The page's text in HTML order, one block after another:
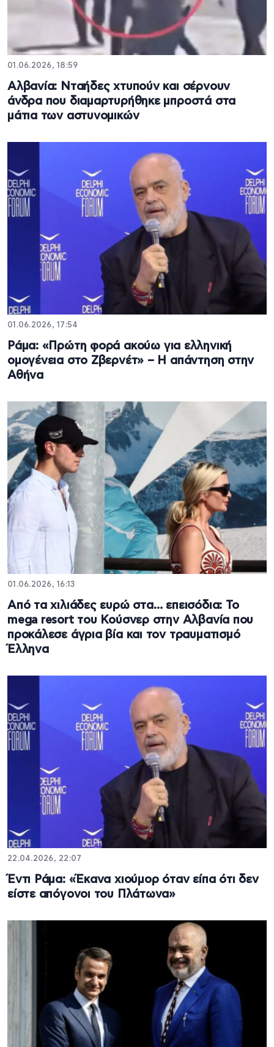
01.06.2026, 18:59
Αλβανία: Νταήδες χτυπούν και σέρνουν
άνδρα που διαμαρτυρήθηκε μπροστά στα
μάτια των αστυνομικών
01.06.2026, 17:54
Ράμα: «Πρώτη φορά ακούω για ελληνική
ομογένεια στο Ζβερνέτ» – Η απάντηση στην
Αθήνα
01.06.2026, 16:13
Από τα χιλιάδες ευρώ στα… επεισόδια: Το
mega resort του Κούσνερ στην Αλβανία που
προκάλεσε άγρια βία και τον τραυματισμό
Έλληνα
22.04.2026, 22:07
Έντι Ράμα: «Έκανα χιούμορ όταν είπα ότι δεν
είστε απόγονοι του Πλάτωνα»